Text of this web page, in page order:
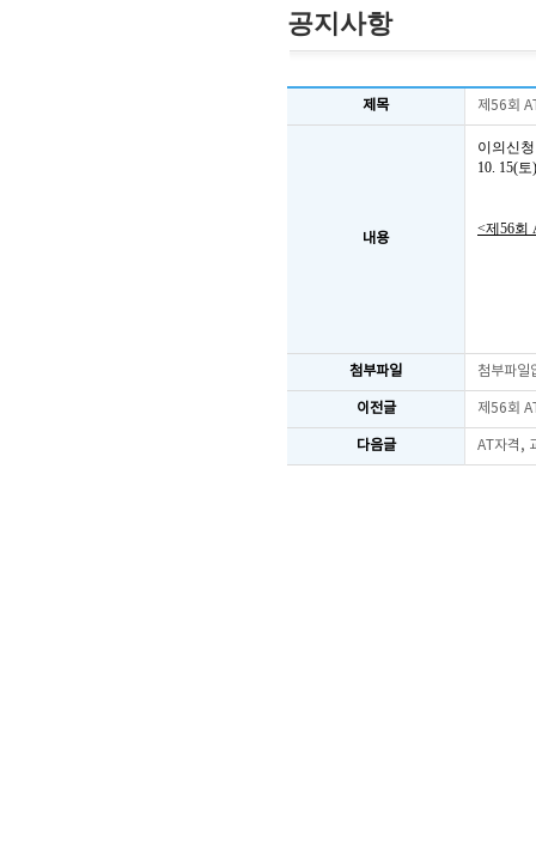
공지사항
제목 제56회
내용
이의신
10. 15(
<제56회
첨부파일 첨부파일
이전글 제56회
다음글 AT자격,